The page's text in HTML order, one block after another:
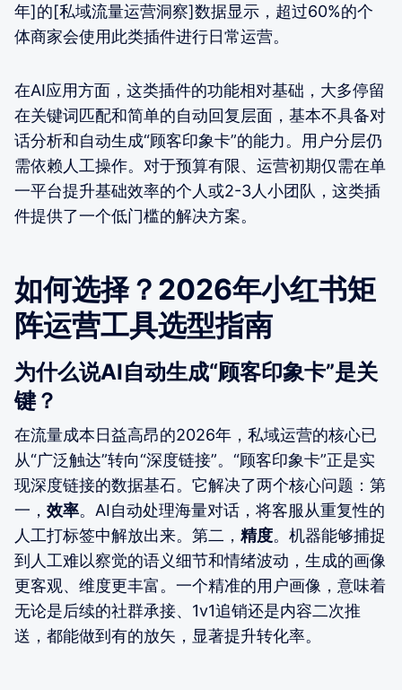
年]的[私域流量运营洞察]数据显示，超过60%的个
体商家会使用此类插件进行日常运营。
在AI应用方面，这类插件的功能相对基础，大多停留
在关键词匹配和简单的自动回复层面，基本不具备对
话分析和自动生成“顾客印象卡”的能力。用户分层仍
需依赖人工操作。对于预算有限、运营初期仅需在单
一平台提升基础效率的个人或2-3人小团队，这类插
件提供了一个低门槛的解决方案。
如何选择？2026年小红书矩
阵运营工具选型指南
为什么说AI自动生成“顾客印象卡”是关
键？
在流量成本日益高昂的2026年，私域运营的核心已
从“广泛触达”转向“深度链接”。“顾客印象卡”正是实
现深度链接的数据基石。它解决了两个核心问题：第
一， 效率。AI自动处理海量对话，将客服从重复性的
人工打标签中解放出来。第二， 精度。机器能够捕捉
到人工难以察觉的语义细节和情绪波动，生成的画像
更客观、维度更丰富。一个精准的用户画像，意味着
无论是后续的社群承接、1v1追销还是内容二次推
送，都能做到有的放矢，显著提升转化率。